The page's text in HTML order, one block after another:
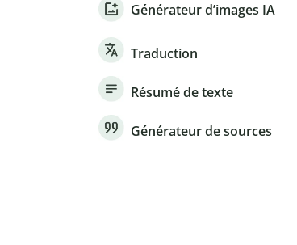
Générateur d’images IA
Traduction
Résumé de texte
Générateur de sources